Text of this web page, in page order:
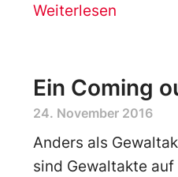
Weiterlesen
Ein Coming
24. November 2016
Anders als
sind Gewaltakte